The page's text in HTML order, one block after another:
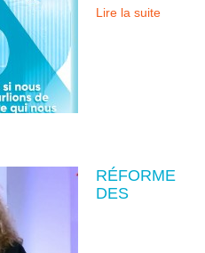
Lire la suite
RÉFORME
DES